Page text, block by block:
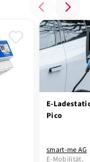
E-
Pico
smart-me AG
E-Mobilität,